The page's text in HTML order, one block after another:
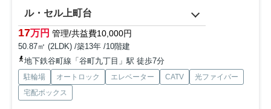
ル・セル上町台
17万円 管理/共益費10,000円
50.87㎡ (2LDK) /築13年 /10階建
地下鉄谷町線「谷町九丁目」駅 徒歩7分
駐輪場 オートロック エレベーター CATV
光ファイバー
宅配ボックス